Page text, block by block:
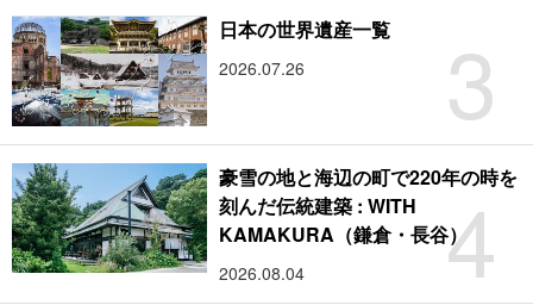
3
日本の世界遺産一覧
2026.07.26
4
豪雪の地と海辺の町で220年の時を
刻んだ伝統建築 : WITH
KAMAKURA（鎌倉・長谷）
2026.08.04